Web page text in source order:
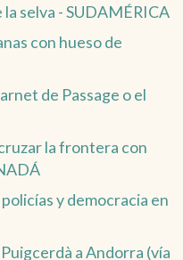
selva - SUDAMÉRICA
con hueso de
de Passage o el
la frontera con
y democracia en
a Andorra (vía